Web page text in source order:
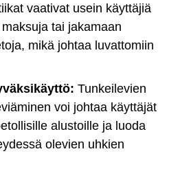
vaativat usein käyttäjiä
tai jakamaan
mikä johtaa luvattomiin
Tunkeilevien
voi johtaa käyttäjät
alustoille ja luoda
olevien uhkien